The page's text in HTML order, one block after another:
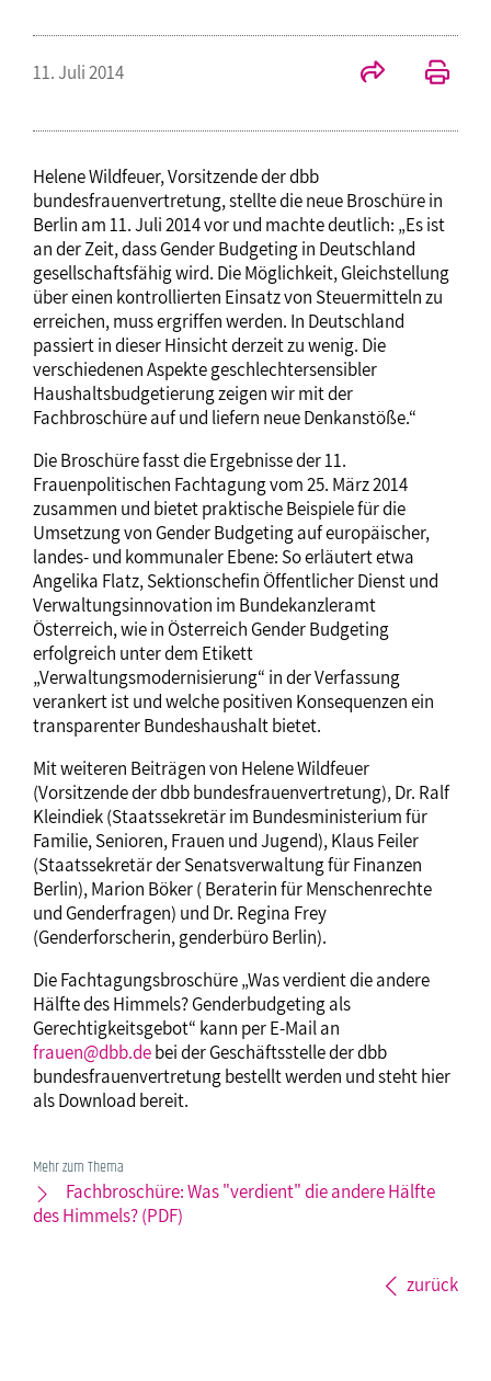
11. Juli 2014
Helene Wildfeuer, Vorsitzende der dbb
bundesfrauenvertretung, stellte die neue Broschüre in
Berlin am 11. Juli 2014 vor und machte deutlich: „Es ist
an der Zeit, dass Gender Budgeting in Deutschland
gesellschaftsfähig wird. Die Möglichkeit, Gleichstellung
über einen kontrollierten Einsatz von Steuermitteln zu
erreichen, muss ergriffen werden. In Deutschland
passiert in dieser Hinsicht derzeit zu wenig. Die
verschiedenen Aspekte geschlechtersensibler
Haushaltsbudgetierung zeigen wir mit der
Fachbroschüre auf und liefern neue Denkanstöße.“
Die Broschüre fasst die Ergebnisse der 11.
Frauenpolitischen Fachtagung vom 25. März 2014
zusammen und bietet praktische Beispiele für die
Umsetzung von Gender Budgeting auf europäischer,
landes- und kommunaler Ebene: So erläutert etwa
Angelika Flatz, Sektionschefin Öffentlicher Dienst und
Verwaltungsinnovation im Bundekanzleramt
Österreich, wie in Österreich Gender Budgeting
erfolgreich unter dem Etikett
„Verwaltungsmodernisierung“ in der Verfassung
verankert ist und welche positiven Konsequenzen ein
transparenter Bundeshaushalt bietet.
Mit weiteren Beiträgen von Helene Wildfeuer
(Vorsitzende der dbb bundesfrauenvertretung), Dr. Ralf
Kleindiek (Staatssekretär im Bundesministerium für
Familie, Senioren, Frauen und Jugend), Klaus Feiler
(Staatssekretär der Senatsverwaltung für Finanzen
Berlin), Marion Böker ( Beraterin für Menschenrechte
und Genderfragen) und Dr. Regina Frey
(Genderforscherin, genderbüro Berlin).
Die Fachtagungsbroschüre „Was verdient die andere
Hälfte des Himmels? Genderbudgeting als
Gerechtigkeitsgebot“ kann per E-Mail an
frauen@dbb.debei der Geschäftsstelle der dbb
bundesfrauenvertretung bestellt werden und steht hier
als Download bereit.
Mehr zum Thema
Fachbroschüre: Was "verdient" die andere Hälfte
des Himmels? (PDF)
zurück